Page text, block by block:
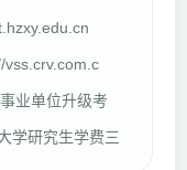
vss.crv.com.c
业单位升级考
学研究生学费三